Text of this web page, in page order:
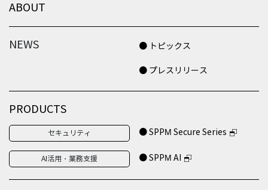
ABOUT
NEWS ● トピックス
● プレスリリース
PRODUCTS
セキュリティ ● SPPM Secure Series
AI活用・業務支援 ● SPPM AI